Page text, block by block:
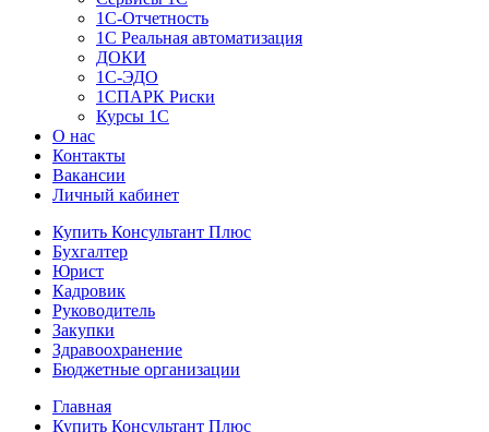
1C-Отчетность
1С Реальная автоматизация
ДОКИ
1C-ЭДО
1СПАРК Риски
Курсы 1С
О нас
Контакты
Вакансии
Личный кабинет
Купить Консультант Плюс
Бухгалтер
Юрист
Кадровик
Руководитель
Закупки
Здравоохранение
Бюджетные организации
Главная
Купить Консультант Плюс